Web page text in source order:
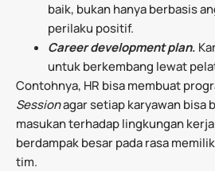
baik, bukan hanya berbasis
perilaku positif.
Career development plan.
untuk berkembang lewat
Contohnya, HR bisa membuat
Sessionagar setiap karyawan bisa
masukan terhadap lingkungan
berdampak besar pada rasa
tim.